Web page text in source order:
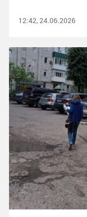
12:42, 24.06.2026